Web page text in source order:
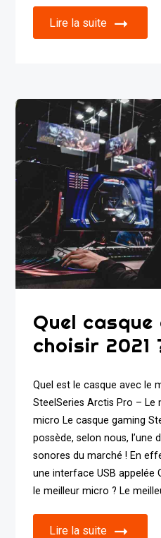
Lire la suite
Quel casque
choisir 2021
Quel est le casque avec le
SteelSeries Arctis Pro – Le
micro Le casque gaming
possède, selon nous, l’une
sonores du marché ! En
une interface USB appelée
le meilleur micro ? Le
Lire la suite